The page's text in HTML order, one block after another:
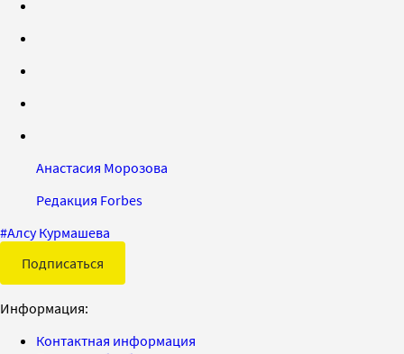
Анастасия Морозова
Редакция Forbes
#Алсу Курмашева
Подписаться
Информация:
Контактная информация